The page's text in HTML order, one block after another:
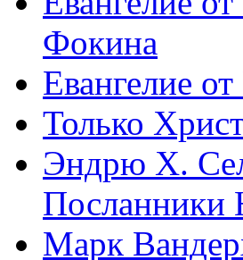
Фокина
Евангелие
Только
Эндрю Х.
Посланники
Марк